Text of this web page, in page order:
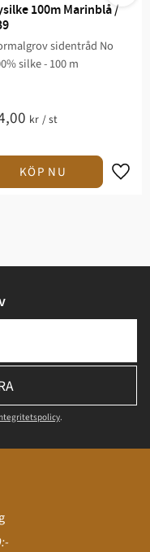
100m Marinblå /
sidentråd No
silke - 100 m
kr /st
.